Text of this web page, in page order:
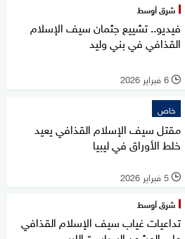
شرق أوسط
فيديو.. تشييع جثمان سيف الإسلام
القذافي في بني وليد
l 6 فبراير 2026
خاص
مقتل سيف الإسلام القذافي يعيد
خلط الأوراق في ليبيا
l 5 فبراير 2026
شرق أوسط
تداعيات غياب سيف الإسلام القذافي